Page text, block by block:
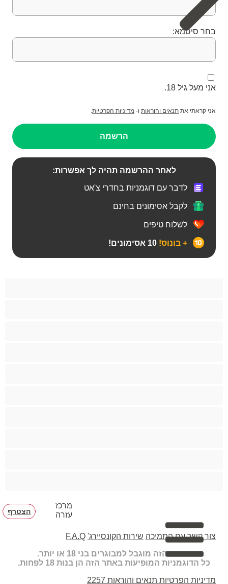
בחר סיסמא:
אני מעל גיל 18.
אני קראתי את תנאים והוראות ו- מדיניות הפרטיות.
הרשמה
לאחר ההרשמה תהיה לך אפשרות:
לדבר עם דוגמניות בחדרי צ'אט
לקבל אסימונים בחינם
לשלוח טיפים
+ בונוס!
מרכז
עזרה
הצטרף
צור קשר עם התמיכה שירות הקונסיירג' F.A.Q
האתר הזה מוגבל למבוגרים בני 18 או יותר.
כל הדוגמניות המופיעות באתר הזה הן בנות 18 לפחות.
מדיניות הפרטיות תנאים והוראות 2257